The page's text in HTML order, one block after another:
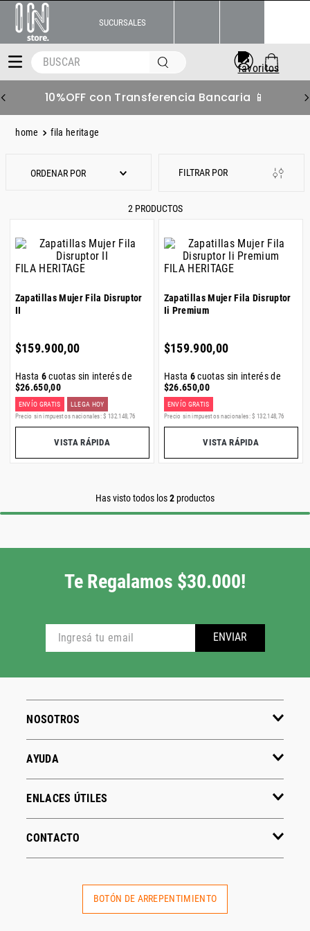
SUCURSALES
BUSCAR
10%OFF con Transferencia Bancaria 📱
fila heritage
ORDENAR POR
2 PRODUCTOS
FILA HERITAGE
Zapatillas Mujer Fila Disruptor
II
$159.900,00
Hasta 6cuotas sin interés de
$26.650,00
ENVÍO GRATIS LLEGA HOY
Precio sin impuestos nacionales: $ 132.148,76
VISTA RÁPIDA
FILA HERITAGE
Zapatillas Mujer Fila Disruptor
Ii Premium
$159.900,00
Hasta 6cuotas sin interés de
$26.650,00
ENVÍO GRATIS
Precio sin impuestos nacionales: $ 132.148,76
VISTA RÁPIDA
Has visto todos los2productos
Te Regalamos $30.000!
ENVIAR
NOSOTROS
AYUDA
ENLACES ÚTILES
CONTACTO
BOTÓN DE ARREPENTIMIENTO